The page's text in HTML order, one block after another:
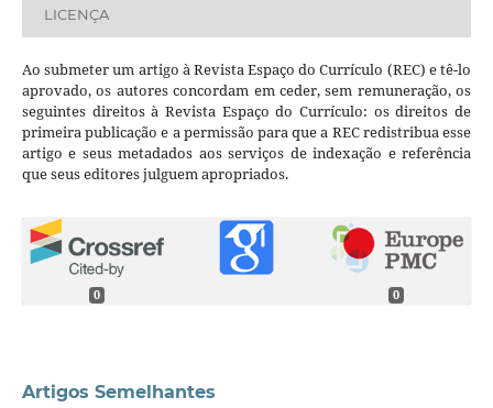
LICENÇA
Ao submeter um artigo à Revista Espaço do Currículo (REC) e tê-lo
aprovado, os autores concordam em ceder, sem remuneração, os
seguintes direitos à Revista Espaço do Currículo: os direitos de
primeira publicação e a permissão para que a REC redistribua esse
artigo e seus metadados aos serviços de indexação e referência
que seus editores julguem apropriados.
0 0
Artigos Semelhantes